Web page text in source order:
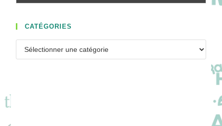
CATÉGORIES